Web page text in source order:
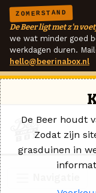
ZOMERSTAND
De Beer ligt met z'n
we wat minder goed
werkdagen duren.
hello@beerinabox.nl
De Beer houdt
Zodat zijn
grasduinen in